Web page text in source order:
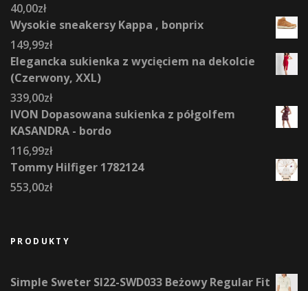
40,00zł
Wysokie sneakersy Kappa , bonprix
149,99zł
Elegancka sukienka z wycięciem na dekolcie
(Czerwony, XXL)
339,00zł
IVON Dopasowana sukienka z półgolfem
KASANDRA - bordo
116,99zł
Tommy Hilfiger 1782124
553,00zł
PRODUKTY
Simple Sweter SI22-SWD033 Beżowy Regular Fit